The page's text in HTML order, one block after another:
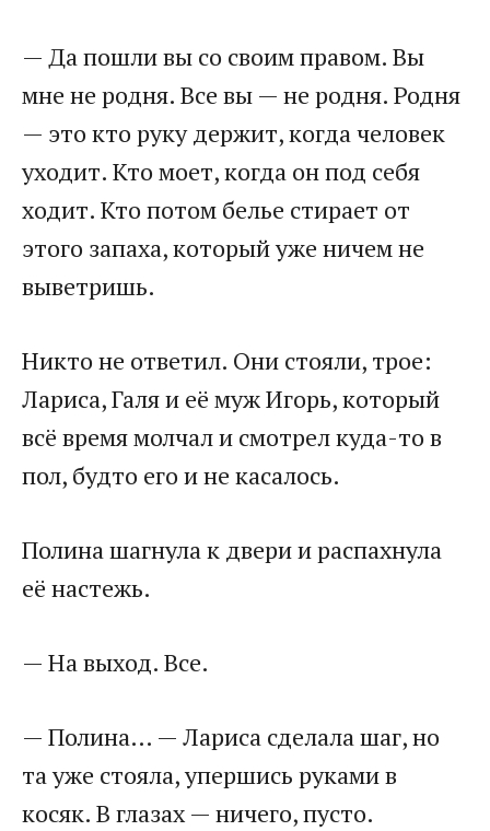
— Да пошли вы со своим правом. Вы
мне не родня. Все вы — не родня. Родня
— это кто руку держит, когда человек
уходит. Кто моет, когда он под себя
ходит. Кто потом белье стирает от
этого запаха, который уже ничем не
выветришь.
Никто не ответил. Они стояли, трое:
Лариса, Галя и её муж Игорь, который
всё время молчал и смотрел куда-то в
пол, будто его и не касалось.
Полина шагнула к двери и распахнула
её настежь.
— На выход. Все.
— Полина… — Лариса сделала шаг, но
та уже стояла, упершись руками в
косяк. В глазах — ничего, пусто.